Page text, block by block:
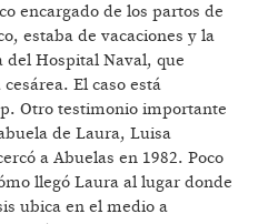
encargado de los partos de
estaba de vacaciones y la
del Hospital Naval, que
El caso está
Otro testimonio importante
de Laura, Luisa
a Abuelas en 1982. Poco
llegó Laura al lugar donde
ubica en el medio a